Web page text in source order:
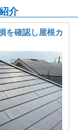
介
を確認し屋根カ